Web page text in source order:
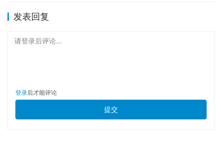
瓦，老街古巷，每一步都踏在历史的纹路上。这里的重头
候，简直惊呆了！几千度的铁水被匠人奋力泼向城墙，瞬间
我们的浪漫和智慧。看完之后，我心里热乎乎的，感动得不
发表回复
请登录后评论...
登录后才能评论
提交